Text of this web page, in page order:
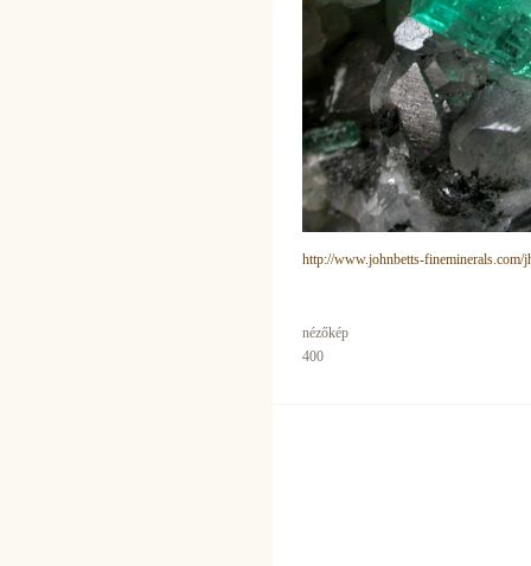
http://www.johnbetts-fineminerals.com/
nézőkép
400